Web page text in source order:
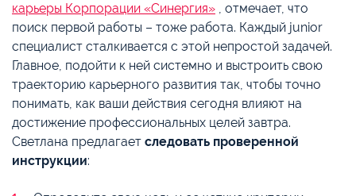
карьеры Корпорации «Синергия» , отмечает, что
поиск первой работы – тоже работа. Каждый junior
специалист сталкивается с этой непростой задачей.
Главное, подойти к ней системно и выстроить свою
траекторию карьерного развития так, чтобы точно
понимать, как ваши действия сегодня влияют на
достижение профессиональных целей завтра.
Светлана предлагает следовать проверенной
инструкции: